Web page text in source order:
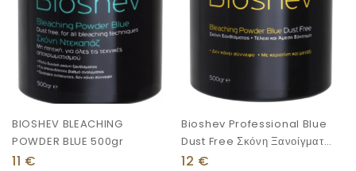
BIOSHEV BLEACHING
POWDER BLUE 500gr
11 €
Bioshev Professional Blue
Dust Free Σκόνη Ξανοίγματος
Έως 7 Τόνους 500gr
12 €